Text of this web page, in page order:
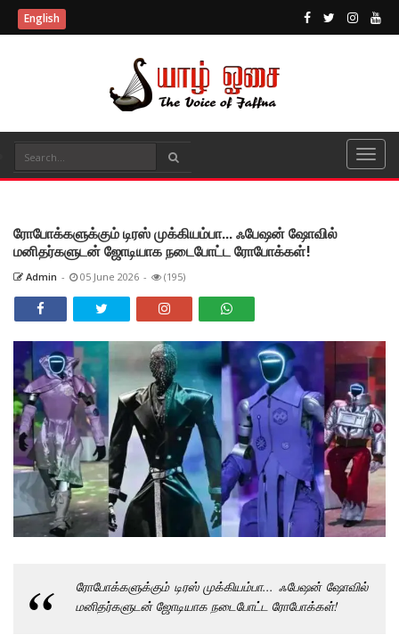
English
ரோபோக்களுக்கும் டிரஸ் முக்கியம்பா... ஃபேஷன் ஷோவில்
மனிதர்களுடன் ஜோடியாக நடைபோட்ட ரோபோக்கள்!
Admin - 05 June 2026 - (195)
ரோபோக்களுக்கும் டிரஸ் முக்கியம்பா... ஃபேஷன் ஷோவில்
மனிதர்களுடன் ஜோடியாக நடைபோட்ட ரோபோக்கள்!